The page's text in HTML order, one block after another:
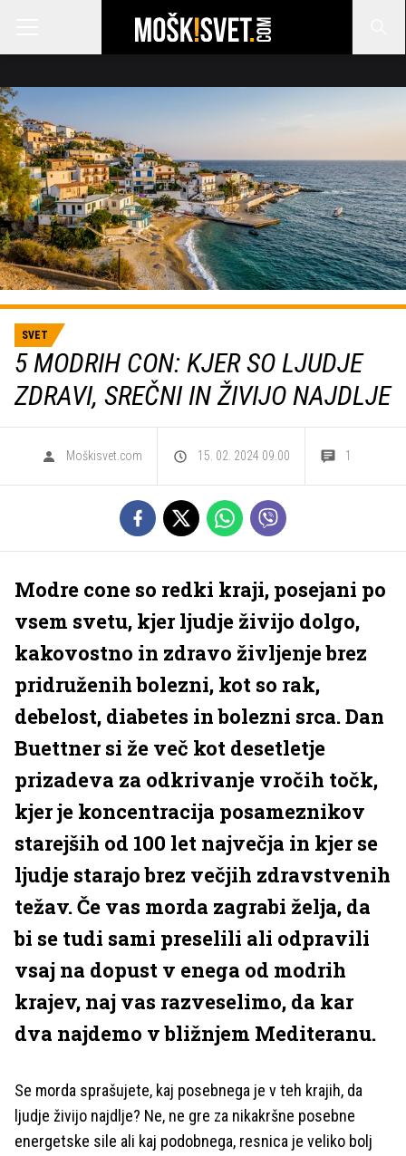
SVET
5 MODRIH CON: KJER SO LJUDJE
ZDRAVI, SREČNI IN ŽIVIJO NAJDLJE
Moškisvet.com 15. 02. 2024 09.00 1
Modre cone so redki kraji, posejani po
vsem svetu, kjer ljudje živijo dolgo,
kakovostno in zdravo življenje brez
pridruženih bolezni, kot so rak,
debelost, diabetes in bolezni srca. Dan
Buettner si že več kot desetletje
prizadeva za odkrivanje vročih točk,
kjer je koncentracija posameznikov
starejših od 100 let največja in kjer se
ljudje starajo brez večjih zdravstvenih
težav. Če vas morda zagrabi želja, da
bi se tudi sami preselili ali odpravili
vsaj na dopust v enega od modrih
krajev, naj vas razveselimo, da kar
dva najdemo v bližnjem Mediteranu.
Se morda sprašujete, kaj posebnega je v teh krajih, da
ljudje živijo najdlje? Ne, ne gre za nikakršne posebne
energetske sile ali kaj podobnega, resnica je veliko bolj